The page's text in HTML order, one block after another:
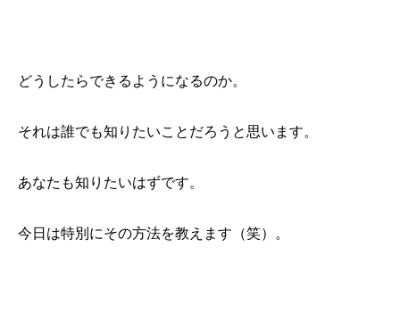
どうしたらできるようになるのか。
それは誰でも知りたいことだろうと思います。
あなたも知りたいはずです。
今日は特別にその方法を教えます（笑）。